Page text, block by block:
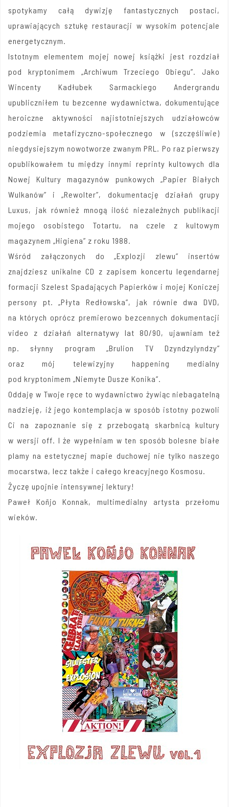
spotykamy całą dywizję fantastycznych postaci,
uprawiających sztukę restauracji w wysokim potencjale
energetycznym.
Istotnym elementem mojej nowej książki jest rozdział
pod kryptonimem „Archiwum Trzeciego Obiegu”. Jako
Wincenty Kadłubek Sarmackiego Andergrandu
upubliczniłem tu bezcenne wydawnictwa, dokumentujące
heroiczne aktywności najistotniejszych udziałowców
podziemia metafizyczno-społecznego w (szczęśliwie)
niegdysiejszym nowotworze zwanym PRL. Po raz pierwszy
opublikowałem tu między innymi reprinty kultowych dla
Nowej Kultury magazynów punkowych „Papier Białych
Wulkanów” i „Rewolter”, dokumentację działań grupy
Luxus, jak również mnogą ilość niezależnych publikacji
mojego osobistego Totartu, na czele z kultowym
magazynem „Higiena” z roku 1988.
Wśród załączonych do „Explozji zlewu” insertów
znajdziesz unikalne CD z zapisem koncertu legendarnej
formacji Szelest Spadających Papierków i mojej Koniczej
persony pt. „Płyta Redłowska”, jak równie dwa DVD,
na których oprócz premierowo bezcennych dokumentacji
video z działań alternatywy lat 80/90, ujawniam też
np. słynny program „Brulion TV Dzyndzylyndzy”
oraz mój telewizyjny happening medialny
pod kryptonimem „Niemyte Dusze Konika”.
Oddaję w Twoje ręce to wydawnictwo żywiąc niebagatelną
nadzieję, iż jego kontemplacja w sposób istotny pozwoli
Ci na zapoznanie się z przebogatą skarbnicą kultury
w wersji off. I że wypełniam w ten sposób bolesne białe
plamy na estetycznej mapie duchowej nie tylko naszego
mocarstwa, lecz także i całego kreacyjnego Kosmosu.
Życzę upojnie intensywnej lektury!
Paweł Koñjo Konnak, multimedialny artysta przełomu
wieków.